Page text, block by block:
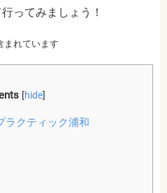
ってみましょう！
まれています
[hide]
ラクティック浦和